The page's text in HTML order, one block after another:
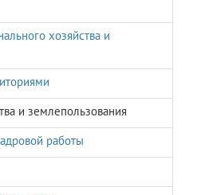
хозяйства и
и землепользования
работы